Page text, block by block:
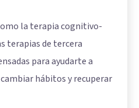
la terapia cognitivo-
terapias de tercera
para ayudarte a
hábitos y recuperar